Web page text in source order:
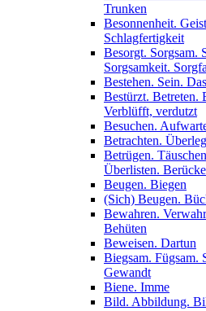
Trunken
Besonnenheit.
Schlagfertigkeit
Besorgt. Sorgsam.
Sorgsamkeit.
Bestehen. Sein.
Bestürzt. Betreten.
Verblüfft, verdutzt
Besuchen.
Betrachten.
Betrügen.
Überlisten.
Beugen. Biegen
(Sich) Beugen.
Bewahren.
Behüten
Beweisen. Dartun
Biegsam. Fügsam.
Gewandt
Biene. Imme
Bild. Abbildung.